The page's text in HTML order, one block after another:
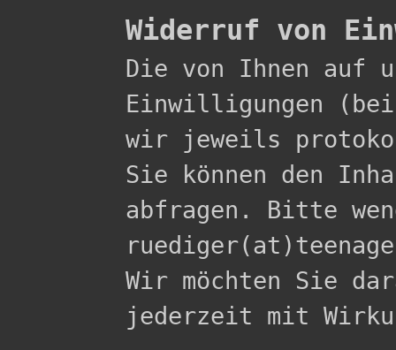
Widerruf von
Die von Ihnen auf
Einwilligungen
wir jeweils
Sie können den
abfragen. Bitte
Wir möchten Sie
jederzeit mit